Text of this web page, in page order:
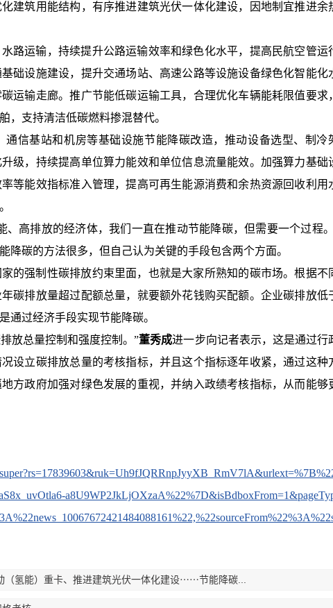
建筑用能结构，有序推进建筑光伏一体化建设，因地制宜推进余
路运输，持续提升公路运输效率和绿色化水平，提高民航空管运
础设施建设，提升交通场站、高速公路等设施设备绿色化智能化
运输走廊。推广节能低碳运输工具，合理优化车辆能耗限值要求，
，支持清洁低碳燃料掺混替代。
信基站和机房等基础设施节能降碳改造，推动设备选型、制冷
级，持续提高单位算力能效和单位信息流量能效。加强算力基础
等能效指标准入管理，提高可再生能源消费和余热资源回收利用
、高排放的经济体，我们一直在推动节能降碳，但需要一个过程
降碳的方法很多，但自己认为关键的手段包含两个方面。
的强制性碳排放约束里面，也就是大家所熟知的碳市场。根据不
碳排放量超过配额总量，就要额外花钱购买配额。企业碳排放低
通过经济手段实现节能降碳。
放总量控制和强度控制。”董秀成进一步向记者表示，这是通过行
设立碳排放总量的考核指标，并且这个指标逐年收紧，通过这种
方政府加强对绿色发展的重视，并纳入政绩考核指标，从而能够
（氢能）重卡、推进建筑光伏一体化建设⋯⋯节能降碳...